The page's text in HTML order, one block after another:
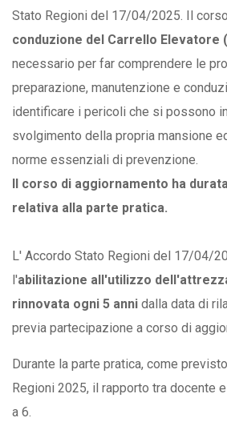
Stato Regioni del 17/04/2025. Il corso
conduzione del Carrello Elevatore
necessario per far comprendere le
preparazione, manutenzione e
identificare i pericoli che si possono
svolgimento della propria mansione
norme essenziali di prevenzione.
Il corso di aggiornamento ha
relativa alla parte pratica.
L' Accordo Stato Regioni del 17/04/
l'abilitazione all'utilizzo
rinnovata ogni 5 anni dalla data di
previa partecipazione a corso di
Durante la parte pratica, come
Regioni 2025, il rapporto tra docente
a 6.